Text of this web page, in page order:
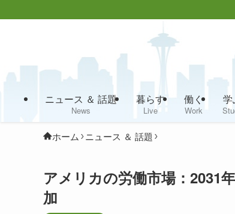
ニュース ＆ 話題
News
暮らす
Live
働く
Work
学
ホーム ニュース ＆ 話題
アメリカの労働市場：2031
加